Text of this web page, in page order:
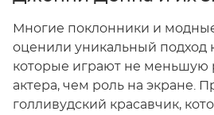
Многие поклонники и
оценили уникальный подход
которые играют не меньшую
актера, чем роль на экране.
голливудский красавчик,